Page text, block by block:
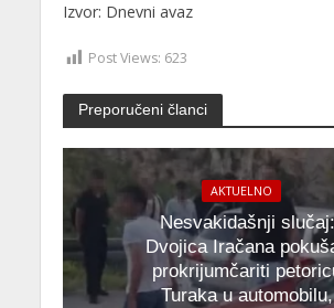
Izvor: Dnevni avaz
Post Views: 623
Preporučeni članci
AKTUELNO
Nesvakidašnji slučaj:
Dvojica Iračana
prokrijumčariti
Turaka u automobilu,